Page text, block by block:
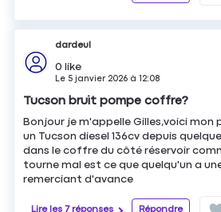
dardeul
0 like
Le5 janvier 2026 à12:08
Tucson bruit pompe coffre?
Bonjour je m'appelle Gilles,voici mon
un Tucson diesel 136cv depuis
dans le coffre du côté réservoir
tourne mal est ce que quelqu'un a
remerciant d'avance
Lire les 7 réponses Répondre